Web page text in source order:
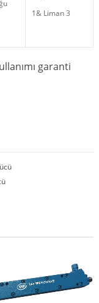
1& Liman 3
garanti